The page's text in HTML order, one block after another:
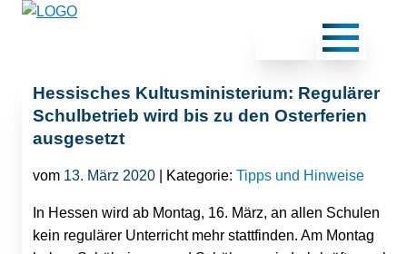
Hessisches Kultusministerium: Regulärer
Schulbetrieb wird bis zu den Osterferien
ausgesetzt
vom 13. März 2020 | Kategorie: Tipps und Hinweise
In Hessen wird ab Montag, 16. März, an allen Schulen
kein regulärer Unterricht mehr stattfinden. Am Montag